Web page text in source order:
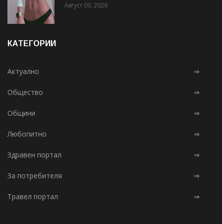
Август 09, 2026
КАТЕГОРИИ
Актуално ⇒
Общество ⇒
Общини ⇒
Любопитно ⇒
Здравен портал ⇒
За потребителя ⇒
Травел портал ⇒